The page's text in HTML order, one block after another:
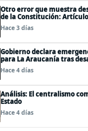
Otro error que muestra
de la Constitución:
resguardar la seguridad
proteger a los ciudadanos
Hace 3 días
Gobierno declara
para La Araucanía tras
de sistemas frontales
Hace 4 días
Análisis: El centralismo
Estado
Hace 4 días